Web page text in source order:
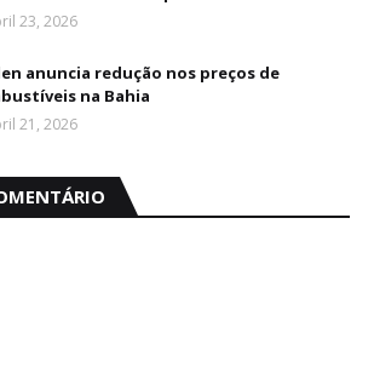
23, 2026
anuncia redução nos preços de
na Bahia
21, 2026